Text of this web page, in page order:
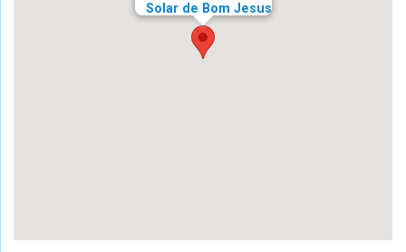
Solar de Bom Jesus